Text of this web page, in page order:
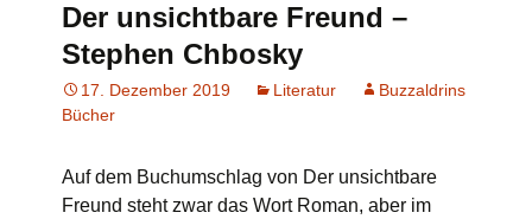
Der unsichtbare Freund –
Stephen Chbosky
17. Dezember 2019 Literatur
Buzzaldrins
Bücher
Auf dem Buchumschlag von Der unsichtbare
Freund steht zwar das Wort Roman, aber im